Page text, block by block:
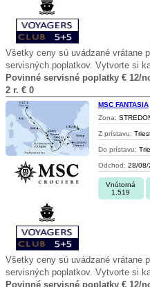
Všetky ceny sú uvádzané vrátane
servisných poplatkov. Vytvorte si
Povinné servisné poplatky € 12/
2 r. € 0
MSC FANTASIA
Zona:
Z prístavu:
Do prístavu:
Odchod: 28/08/
Vnútorná
1.519
Všetky ceny sú uvádzané vrátane
servisných poplatkov. Vytvorte si
Povinné servisné poplatky € 12/